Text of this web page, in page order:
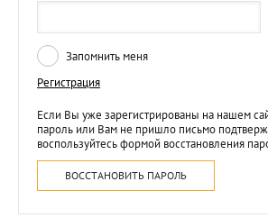
Запомнить меня
Регистрация
Если Вы уже зарегистрированы на нашем
пароль или Вам не пришло письмо
воспользуйтесь формой восстановления
ВОССТАНОВИТЬ ПАРОЛЬ